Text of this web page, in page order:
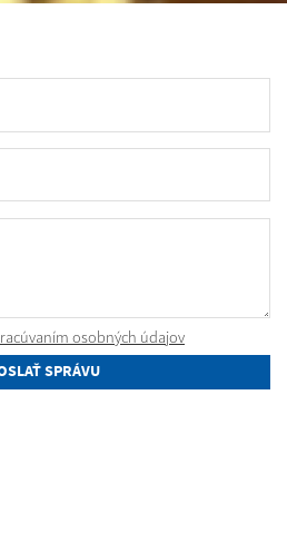
osobných údajov
SPRÁVU